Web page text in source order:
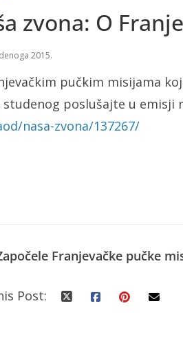
zvona: O
2015.
pučkim misijama
studenog poslušajte u emisji
nasa-zvona/137267/
Franjevačke pučke
Post: